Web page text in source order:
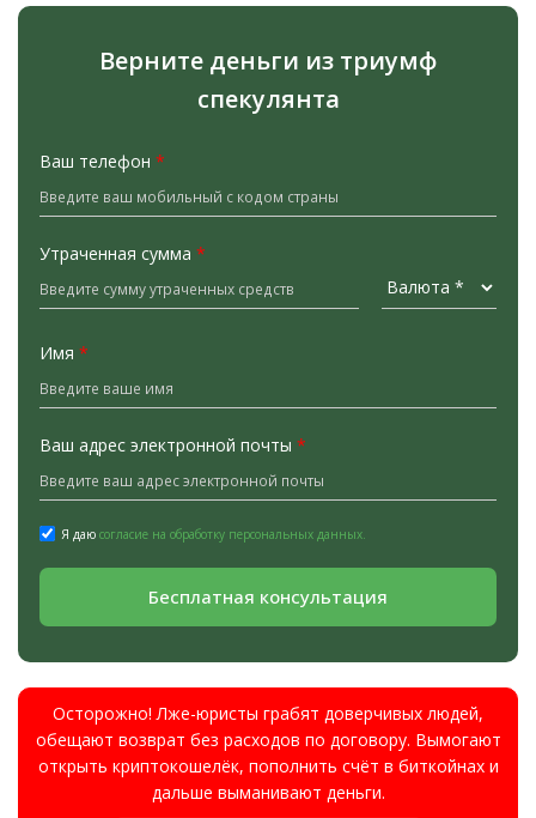
Верните деньги из триумф
спекулянта
Ваш телефон *
Утраченная сумма *
Имя *
Ваш адрес электронной почты *
Я даю согласие на обработку персональных данных.
Бесплатная консультация
Осторожно! Лже-юристы грабят доверчивых людей,
обещают возврат без расходов по договору. Вымогают
открыть криптокошелёк, пополнить счёт в биткойнах и
дальше выманивают деньги.